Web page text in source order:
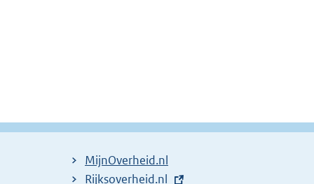
MijnOverheid.nl
E
Rijksoverheid.nl